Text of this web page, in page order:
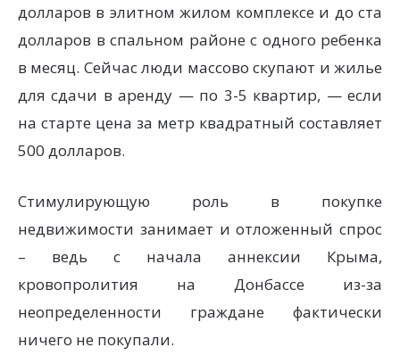
долларов в элитном жилом комплексе и до ста
долларов в спальном районе с одного ребенка
в месяц. Сейчас люди массово скупают и жилье
для сдачи в аренду — по 3-5 квартир, — если
на старте цена за метр квадратный составляет
500 долларов.
Стимулирующую роль в покупке
недвижимости занимает и отложенный спрос
– ведь с начала аннексии Крыма,
кровопролития на Донбассе из-за
неопределенности граждане фактически
ничего не покупали.